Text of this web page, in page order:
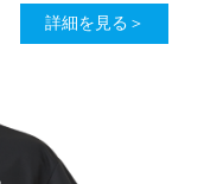
詳細を見る＞